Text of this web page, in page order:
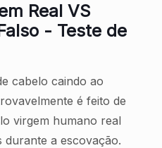
Real VS
- Teste de
cabelo caindo ao
é feito de
virgem humano real
durante a escovação.